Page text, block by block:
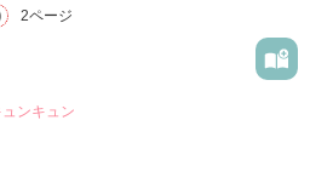
2ページ
ンキュン